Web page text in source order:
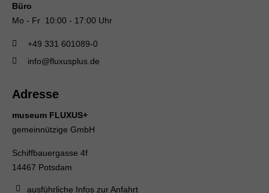
Büro
Mo - Fr 10:00 - 17:00 Uhr
+49 331 601089-0
info@fluxusplus.de
Adresse
museum FLUXUS+
gemeinnützige GmbH
Schiffbauergasse 4f
14467 Potsdam
ausführliche Infos zur Anfahrt